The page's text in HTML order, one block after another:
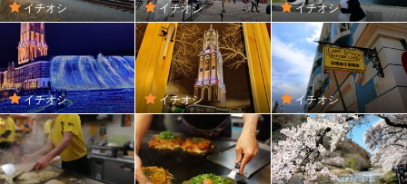
イチオシ イチオシ イチオシ
イチオシ イチオシ イチオシ